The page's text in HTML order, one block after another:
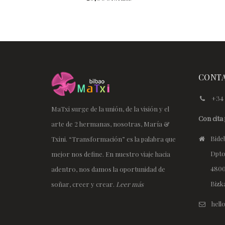
MaTxi surge de la unión, de la visión y el
arte de 2 hermanas, nosotras, María &
Txini. “Transformación” es la palabra que
mejor nos define. En nuestro viaje hacia
adentro, nos damos la oportunidad de
soñar, creer y crear. Leer más
+34
Con cita